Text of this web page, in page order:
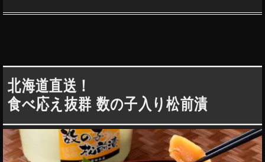
北海道直送！
食べ応え抜群 数の子入り松前漬